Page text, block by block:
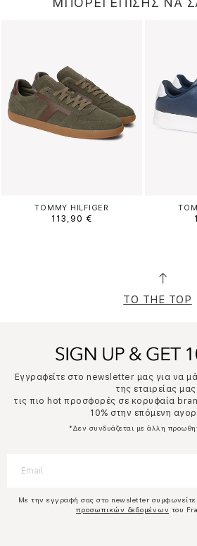
TOMMY HILFIGER
113,90 €
TO THE TOP
Εγγραφείτε στο newsletter μας για να
της εταιρείας
τις πιο hot προσφορές σε κορυφαία
10% στην επόμενη
*Δεν συνδυάζεται με άλλη
Με την εγγραφή σας στο newsletter συμφωνείτε
προσωπικών δεδομένων του